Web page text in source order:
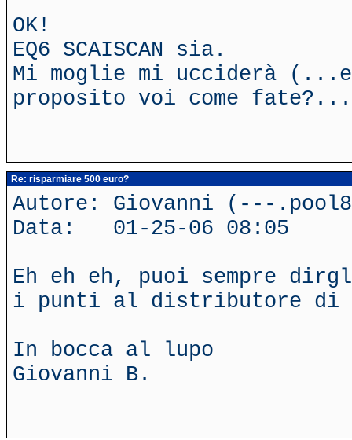
OK!
EQ6 SCAISCAN sia.
Mi moglie mi ucciderà
proposito voi come
Re: risparmiare 500 euro?
Autore: Giovanni (---
Data: 01-25-06 08:05
Eh eh eh, puoi sempre
i punti al distributore di
In bocca al lupo
Giovanni B.